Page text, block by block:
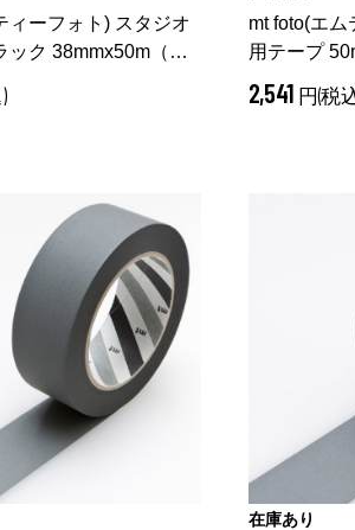
ィーフォト) スタジオ
ック 38mmx50m（
mt foto(エ
用テープ
ブラック
2,541 円(税
在庫あり